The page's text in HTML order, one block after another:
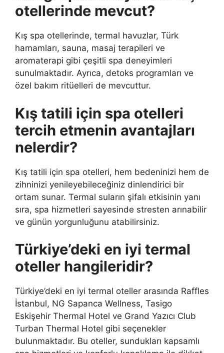
otellerinde mevcut?
Kış spa otellerinde, termal havuzlar, Türk
hamamları, sauna, masaj terapileri ve
aromaterapi gibi çeşitli spa deneyimleri
sunulmaktadır. Ayrıca, detoks programları ve
özel bakım ritüelleri de mevcuttur.
Kış tatili için spa otelleri
tercih etmenin avantajları
nelerdir?
Kış tatili için spa otelleri, hem bedeninizi hem de
zihninizi yenileyebileceğiniz dinlendirici bir
ortam sunar. Termal suların şifalı etkisinin yanı
sıra, spa hizmetleri sayesinde stresten arınabilir
ve günün yorgunluğunu atabilirsiniz.
Türkiye’deki en iyi termal
oteller hangileridir?
Türkiye’deki en iyi termal oteller arasında Raffles
İstanbul, NG Sapanca Wellness, Tasigo
Eskişehir Thermal Hotel ve Grand Yazıcı Club
Turban Thermal Hotel gibi seçenekler
bulunmaktadır. Bu oteller, sundukları kapsamlı